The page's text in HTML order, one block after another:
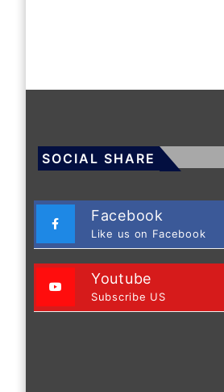
SOCIAL SHARE
Facebook
Like us on Facebook
Youtube
Subscribe US